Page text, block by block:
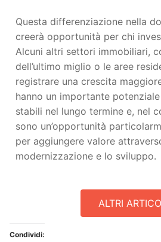
Questa differenziazione nella
creerà opportunità per chi
Alcuni altri settori immobiliari,
dell’ultimo miglio o le aree
registrare una crescita
hanno un importante
stabili nel lungo termine e, nel
sono un’opportunità
per aggiungere valore
modernizzazione e lo sviluppo.
ALTRI
Condividi: